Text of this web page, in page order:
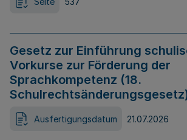
Gesetz zur Einführung
Vorkurse zur Förderung der
Sprachkompetenz (18.
Ausfertigungsdatum 21.07.2026